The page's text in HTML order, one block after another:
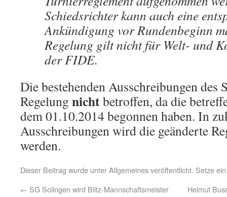
Schiedsrichter kann auch eine
Ankündigung vor Rundenbeginn
Regelung gilt nicht für Welt- und
der FIDE.
Die bestehenden Ausschreibungen des
Regelung nichtbetroffen, da die
dem 01.10.2014 begonnen haben. In
Ausschreibungen wird die geänderte
werden.
Dieser Beitrag wurde unterAllgemeinesveröffentlicht. Setze
← SG Solingen wird Blitz-Mannschaftsmeister
Helmut